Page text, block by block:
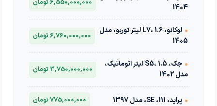
1404
6,550,000,000 تومان
•
لوکانو، L7، 1.6 لیتر توربو، مدل
1405
6,760,000,000 تومان
•
جک، S5، 1.5 لیتر اتوماتیک،
مدل 1402
3,750,000,000 تومان
• پراید، 111، SE، مدل 1397 775,000,000 تومان